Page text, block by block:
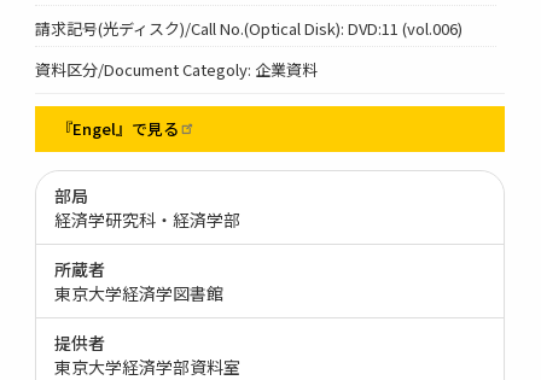
請求記号(光ディスク)/Call No.(Optical Disk): DVD:11 (vol.006)
資料区分/Document Categoly: 企業資料
『Engel』で見る
部局
経済学研究科・経済学部
所蔵者
東京大学経済学図書館
提供者
東京大学経済学部資料室